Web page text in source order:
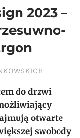
2023 –
do drzwi
otwarte
swobody